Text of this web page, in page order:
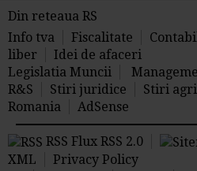
Din reteaua RS
Info tva
Fiscalitate
liber
Idei de afaceri
Legislatia Muncii
R&S
Stiri juridice
Stiri
Romania
AdSense
RSS Flux RSS 2.0
XML
Privacy Policy